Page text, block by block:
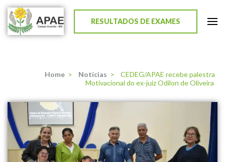
APAE de Campo Grande
RESULTADOS DE EXAMES
Home > Notícias >
CEDEG/APAE recebe palestra
Motivacional do ex-juiz Odilon de Oliveira